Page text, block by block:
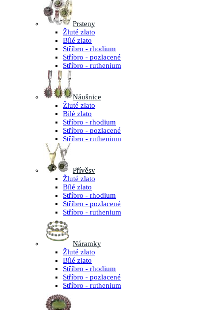
Prsteny
Žluté zlato
Bílé zlato
Stříbro - rhodium
Stříbro - pozlacené
Stříbro - ruthenium
Náušnice
Žluté zlato
Bílé zlato
Stříbro - rhodium
Stříbro - pozlacené
Stříbro - ruthenium
Přívěsy
Žluté zlato
Bílé zlato
Stříbro - rhodium
Stříbro - pozlacené
Stříbro - ruthenium
Náramky
Žluté zlato
Bílé zlato
Stříbro - rhodium
Stříbro - pozlacené
Stříbro - ruthenium